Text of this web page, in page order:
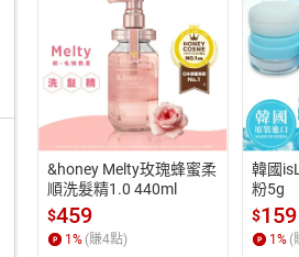
&honey Melty玫瑰蜂蜜柔
順洗髮精1.0 440ml
$459
1% (賺4點)
韓國
粉5g
$159
1% (